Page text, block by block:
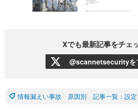
Xでも最新記事をチェ
@scannetsecurityを
情報漏えい事故 原因別 記事一覧：設定